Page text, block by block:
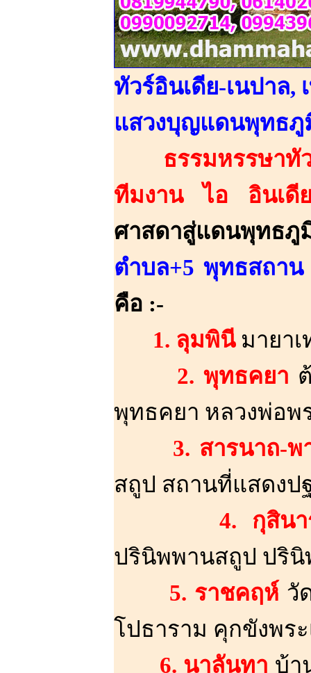
ทัวร์อินเดีย-เนปาล,
แสวงบุญแดนพุทธภู
ธรรมหรรษาทั
ทีมงาน ไอ อินเ
ศาสดาสู่แดนพุท
ตำบล+5 พุทธสถา
คือ :-
1. ลุมพินี มายา
2. พุทธคยา
พุทธคยา หลวงพ่อพ
3. สารนาถ-
สถูป สถานที่แสดงป
4. กุสินา
ปรินิพพานสถูป ปรินิ
5. ราชคฤห์ วั
โปธาราม คุกขังพร
6. นาลันทา บ้า